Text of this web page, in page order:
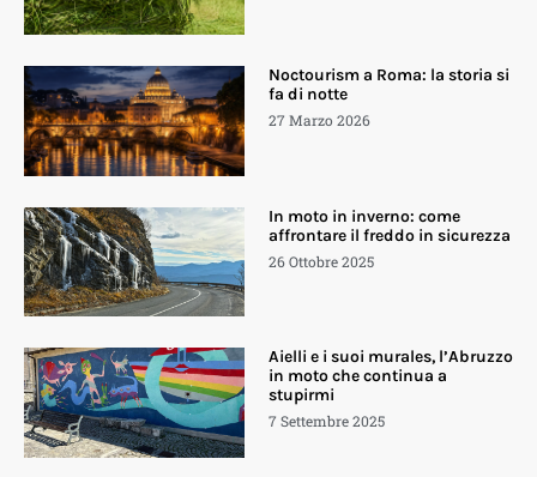
Noctourism a Roma: la storia si
fa di notte
27 Marzo 2026
In moto in inverno: come
affrontare il freddo in sicurezza
26 Ottobre 2025
Aielli e i suoi murales, l’Abruzzo
in moto che continua a
stupirmi
7 Settembre 2025